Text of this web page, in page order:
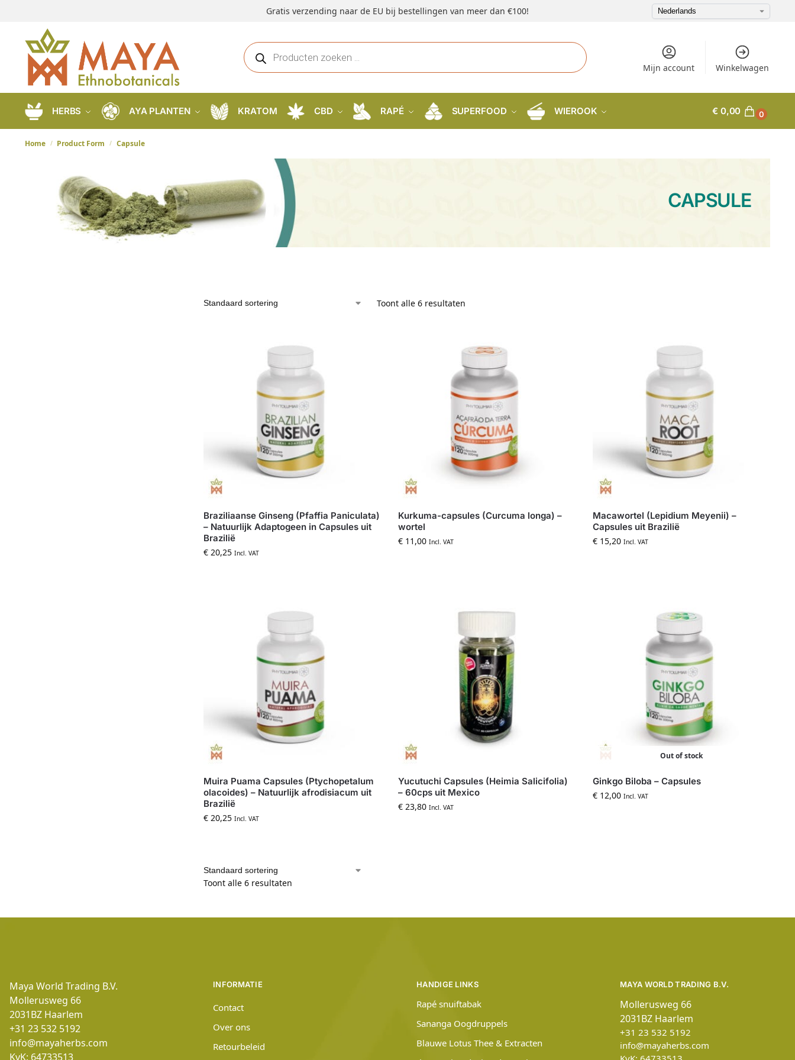
Gratis verzending naar de EU bij bestellingen van meer dan €100!
Mijn account Winkelwagen
HERBS AYA PLANTEN KRATOM CBD RAPÉ SUPERFOOD WIEROOK € 0,00 0
Home / Product Form / Capsule
CAPSULE
Toont alle 6 resultaten
Braziliaanse Ginseng (Pfaffia Paniculata)
– Natuurlijk Adaptogeen in Capsules uit
Brazilië
€ 20,25 Incl. VAT
Kurkuma-capsules (Curcuma longa) –
wortel
€ 11,00 Incl. VAT
Macawortel (Lepidium Meyenii) –
Capsules uit Brazilië
€ 15,20 Incl. VAT
Muira Puama Capsules (Ptychopetalum
olacoides) – Natuurlijk afrodisiacum uit
Brazilië
€ 20,25 Incl. VAT
Yucutuchi Capsules (Heimia Salicifolia)
– 60cps uit Mexico
€ 23,80 Incl. VAT
Out of stock
Ginkgo Biloba – Capsules
€ 12,00 Incl. VAT
Toont alle 6 resultaten
Maya World Trading B.V.
Mollerusweg 66
2031BZ Haarlem
+31 23 532 5192
info@mayaherbs.com
KvK: 64733513
INFORMATIE
Contact
Over ons
Retourbeleid
HANDIGE LINKS
Rapé snuiftabak
Sananga Oogdruppels
Blauwe Lotus Thee & Extracten
MAYA WORLD TRADING B.V.
Mollerusweg 66
2031BZ Haarlem
+31 23 532 5192
info@mayaherbs.com